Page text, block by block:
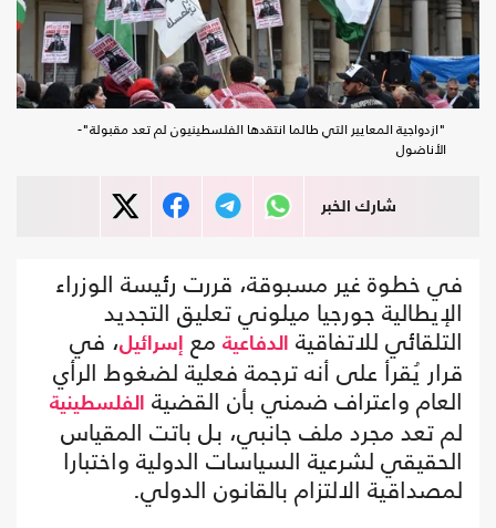
"ازدواجية المعايير التي طالما انتقدها الفلسطينيون لم تعد مقبولة"-
الأناضول
شارك الخبر
في خطوة غير مسبوقة، قررت رئيسة الوزراء
الإيطالية جورجيا ميلوني تعليق التجديد
التلقائي للاتفاقية الدفاعية مع إسرائيل، في
قرار يُقرأ على أنه ترجمة فعلية لضغوط الرأي
العام واعتراف ضمني بأن القضية الفلسطينية
لم تعد مجرد ملف جانبي، بل باتت المقياس
الحقيقي لشرعية السياسات الدولية واختبارا
لمصداقية الالتزام بالقانون الدولي.